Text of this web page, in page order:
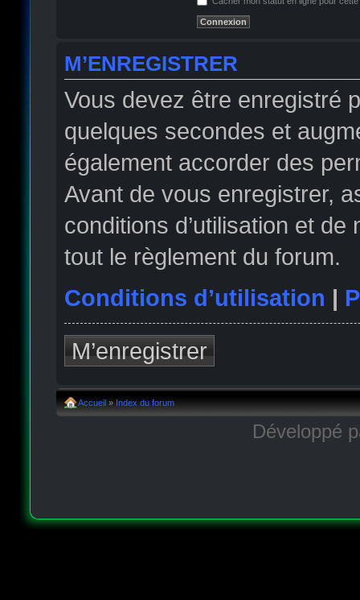
M’ENREGISTRER
Vous devez être enregistré
quelques secondes et
également accorder des
Avant de vous enregistrer,
conditions d’utilisation et
tout le règlement du forum.
Conditions d’utilisation |
M’enregistrer
Accueil » Index du forum
Développé